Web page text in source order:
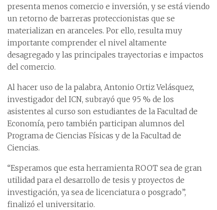
presenta menos comercio e inversión, y se está viendo
un retorno de barreras proteccionistas que se
materializan en aranceles. Por ello, resulta muy
importante comprender el nivel altamente
desagregado y las principales trayectorias e impactos
del comercio.
Al hacer uso de la palabra, Antonio Ortiz Velásquez,
investigador del ICN, subrayó que 95 % de los
asistentes al curso son estudiantes de la Facultad de
Economía, pero también participan alumnos del
Programa de Ciencias Físicas y de la Facultad de
Ciencias.
“Esperamos que esta herramienta ROOT sea de gran
utilidad para el desarrollo de tesis y proyectos de
investigación, ya sea de licenciatura o posgrado”,
finalizó el universitario.